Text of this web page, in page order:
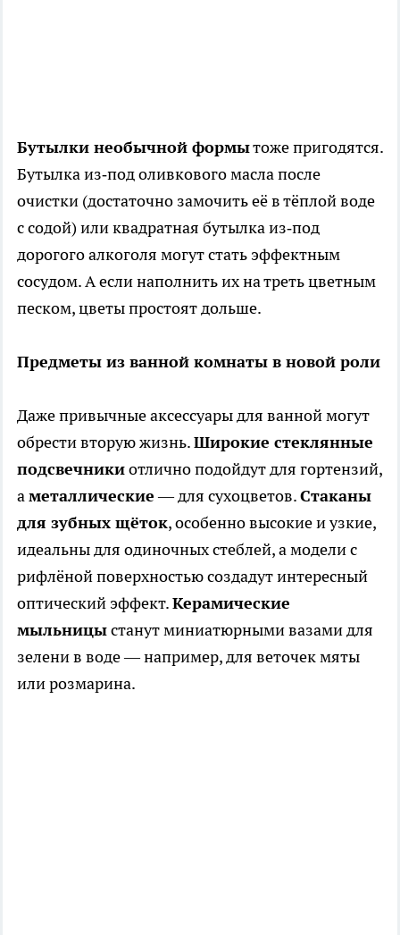
Бутылки необычной формытоже пригодятся.
Бутылка из‑под оливкового масла после
очистки (достаточно замочить её в тёплой воде
с содой) или квадратная бутылка из‑под
дорогого алкоголя могут стать эффектным
сосудом. А если наполнить их на треть цветным
песком, цветы простоят дольше.
Предметы из ванной комнаты в новой роли
Даже привычные аксессуары для ванной могут
обрести вторую жизнь.Широкие стеклянные
подсвечникиотлично подойдут для гортензий,
аметаллические— для сухоцветов.Стаканы
для зубных щёток, особенно высокие и узкие,
идеальны для одиночных стеблей, а модели с
рифлёной поверхностью создадут интересный
оптический эффект.Керамические
мыльницыстанут миниатюрными вазами для
зелени в воде — например, для веточек мяты
или розмарина.